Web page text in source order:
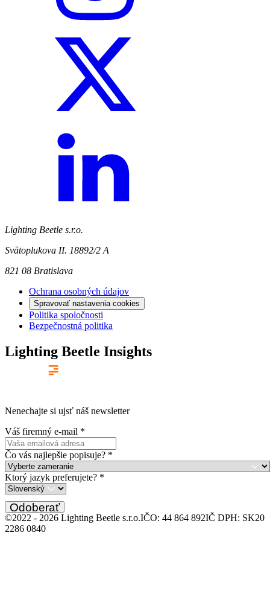
Lighting Beetle s.r.o.
Svätoplukova II. 18892/2 A
821 08 Bratislava
Ochrana osobných údajov
Spravovať nastavenia cookies
Politika spoločnosti
Bezpečnostná politika
Lighting Beetle Insights
Nenechajte si ujsť náš newsletter
Váš firemný e-mail *
Čo vás najlepšie popisuje? *
Ktorý jazyk preferujete? *
Odoberať
©2022 - 2026 Lighting Beetle s.r.o.IČO: 44 864 892IČ DPH: SK20
2286 0840